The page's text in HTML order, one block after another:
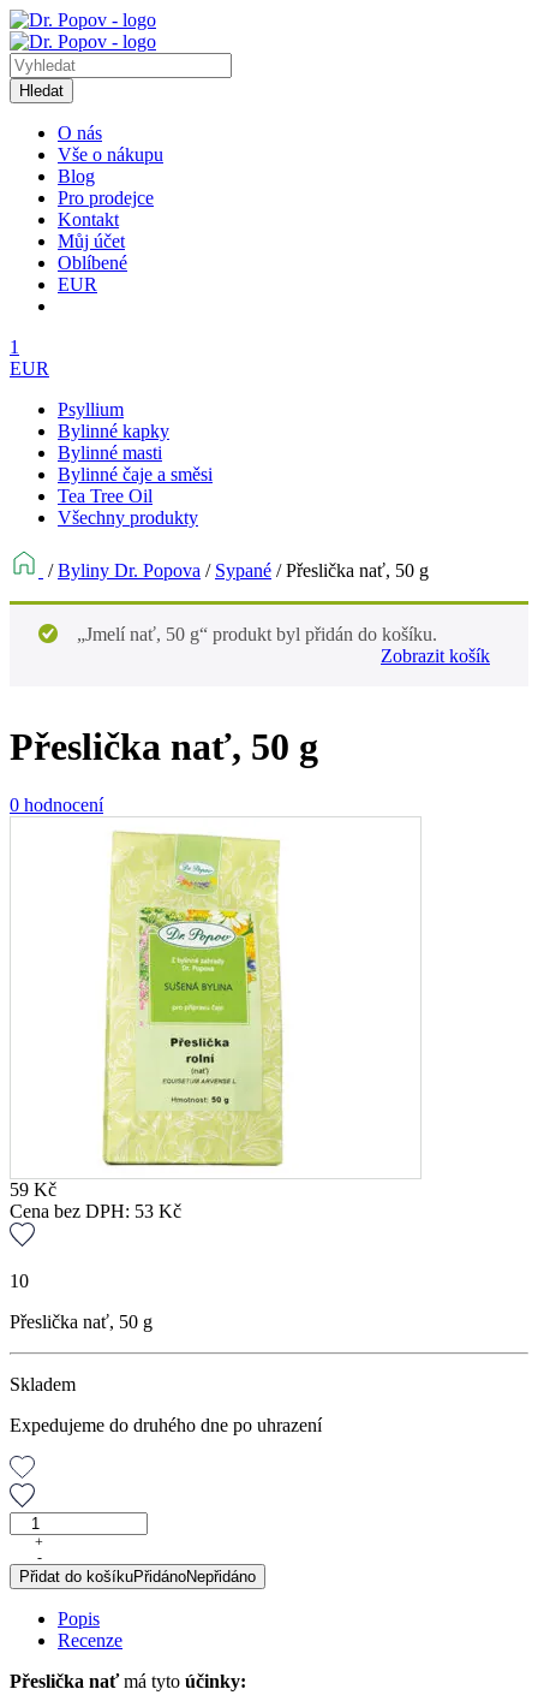
Hledat
O nás
Vše o nákupu
Blog
Pro prodejce
Kontakt
Můj účet
Oblíbené
EUR
1
EUR
Psyllium
Bylinné kapky
Bylinné masti
Bylinné čaje a směsi
Tea Tree Oil
Všechny produkty
/Byliny Dr. Popova / Sypané /Přeslička nať, 50 g
„Jmelí nať, 50 g“ produkt byl přidán do košíku.
Zobrazit košík
Přeslička nať, 50 g
0 hodnocení
59 Kč
Cena bez DPH: 53 Kč
10
Přeslička nať, 50 g
Skladem
Expedujeme do druhého dne po uhrazení
Přeslička
nať,
50
g
množství
+
-
Přidat do košíkuPřidánoNepřidáno
Popis
Recenze
Přeslička naťmá tyto účinky: